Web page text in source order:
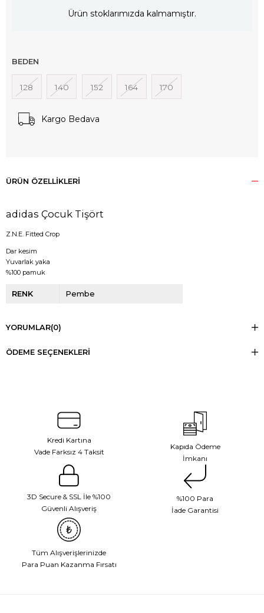
Ürün stoklarımızda kalmamıştır.
BEDEN
128 140 152 164 170
Kargo Bedava
ÜRÜN ÖZELLIKLERI
adidas Çocuk Tişört
Z.N.E. Fitted Crop
Dar kesim
Yuvarlak yaka
%100 pamuk
RENK Pembe
YORUMLAR(0)
ÖDEME SEÇENEKLERI
Kredi Kartına
Vade Farksız 4 Taksit
Kapıda Ödeme
İmkanı
3D Secure & SSL İle %100
Güvenli Alışveriş
%100 Para
İade Garantisi
Tüm Alışverişlerinizde
Para Puan Kazanma Fırsatı